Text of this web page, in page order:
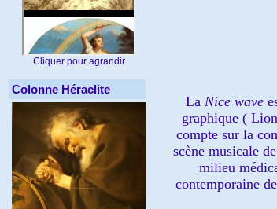
Cliquer pour agrandir
Colonne Héraclite
La Nice wave
graphique (
compte sur la
scène musicale
milieu
contemporaine